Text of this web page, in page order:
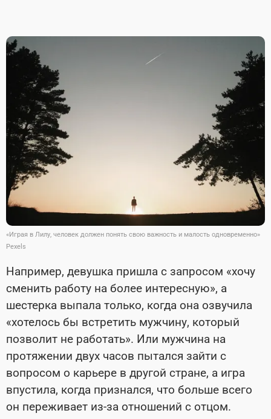
«Играя в Лилу, человек должен понять свою важность и малость одновременно»
Pexels
Например, девушка пришла с запросом «хочу
сменить работу на более интересную», а
шестерка выпала только, когда она озвучила
«хотелось бы встретить мужчину, который
позволит не работать». Или мужчина на
протяжении двух часов пытался зайти с
вопросом о карьере в другой стране, а игра
впустила, когда признался, что больше всего
он переживает из-за отношений с отцом.